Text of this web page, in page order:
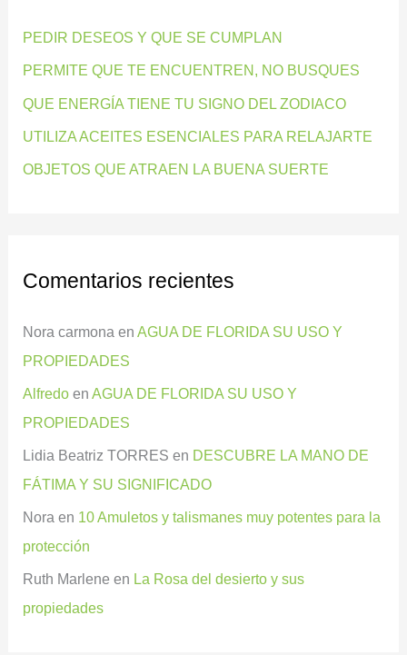
p
o
r
:
PEDIR DESEOS Y QUE SE CUMPLAN
PERMITE QUE TE ENCUENTREN, NO BUSQUES
QUE ENERGÍA TIENE TU SIGNO DEL ZODIACO
UTILIZA ACEITES ESENCIALES PARA RELAJARTE
OBJETOS QUE ATRAEN LA BUENA SUERTE
Comentarios recientes
Nora carmona enAGUA DE FLORIDA SU USO Y
PROPIEDADES
Alfredo enAGUA DE FLORIDA SU USO Y
PROPIEDADES
Lidia Beatriz TORRES en DESCUBRE LA MANO DE
FÁTIMA Y SU SIGNIFICADO
Nora en 10 Amuletos y talismanes muy potentes para la
protección
Ruth Marlene en La Rosa del desierto y sus
propiedades